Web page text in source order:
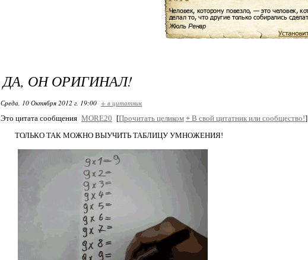
ДА, ОН ОРИГИНАЛ!
Среда, 10 Октября 2012 г. 19:00 + в цитатник
Это цитата сообщения MORE20 [Прочитать целиком + В свой цитатник или сообщество!]
ТОЛЬКО ТАК МОЖНО ВЫУЧИТЬ ТАБЛИЦУ УМНОЖЕНИЯ!